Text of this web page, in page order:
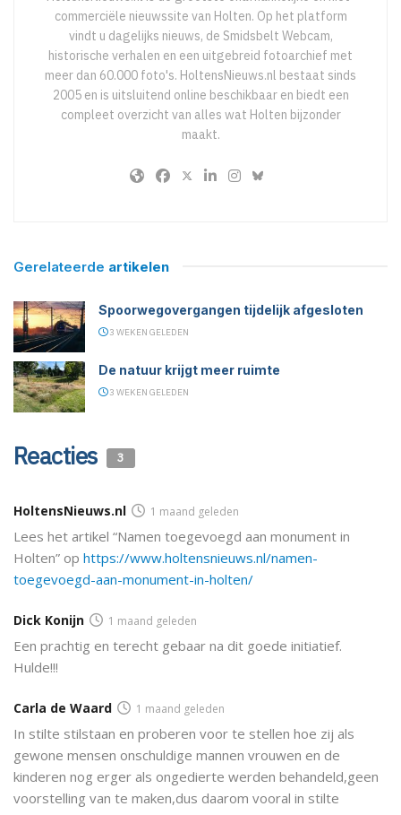
commerciële nieuwssite van Holten. Op het platform
vindt u dagelijks nieuws, de Smidsbelt Webcam,
historische verhalen en een uitgebreid fotoarchief met
meer dan 60.000 foto's. HoltensNieuws.nl bestaat sinds
2005 en is uitsluitend online beschikbaar en biedt een
compleet overzicht van alles wat Holten bijzonder
maakt.
Gerelateerde artikelen
Spoorwegovergangen tijdelijk afgesloten
3 WEKEN GELEDEN
De natuur krijgt meer ruimte
3 WEKEN GELEDEN
Reacties 3
HoltensNieuws.nl 1 maand geleden
Lees het artikel “Namen toegevoegd aan monument in
Holten” op https://www.holtensnieuws.nl/namen-
toegevoegd-aan-monument-in-holten/
Dick Konijn 1 maand geleden
Een prachtig en terecht gebaar na dit goede initiatief.
Hulde!!!
Carla de Waard 1 maand geleden
In stilte stilstaan en proberen voor te stellen hoe zij als
gewone mensen onschuldige mannen vrouwen en de
kinderen nog erger als ongedierte werden behandeld,geen
voorstelling van te maken,dus daarom vooral in stilte